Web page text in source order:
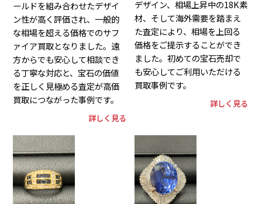
ールドを組み合わせたデザイ
ン性が高く評価され、一般的
な相場を超える価格でのサフ
ァイア買取となりました。遠
方からでも安心して相談でき
る丁寧な対応と、宝石の価値
を正しく見極める査定が高価
買取につながった事例です。
詳しく見る
デザイン、相場上昇中の18K素
材、そして海外需要を踏まえ
た査定により、相場を上回る
価格をご提示することができ
ました。初めての宝石売却で
も安心してご利用いただける
買取事例です。
詳しく見る